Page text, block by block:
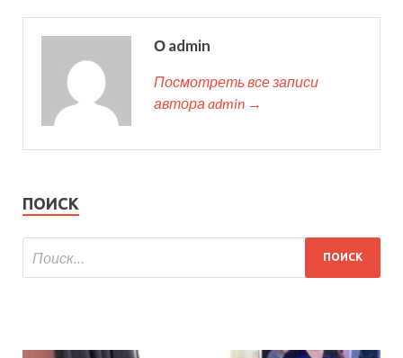
О admin
Посмотреть все записи
автора admin →
ПОИСК